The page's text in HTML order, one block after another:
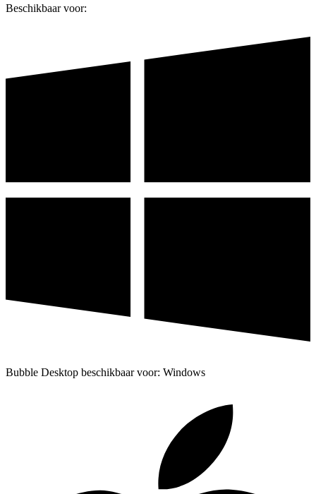
Beschikbaar voor:
Bubble Desktop beschikbaar voor: Windows